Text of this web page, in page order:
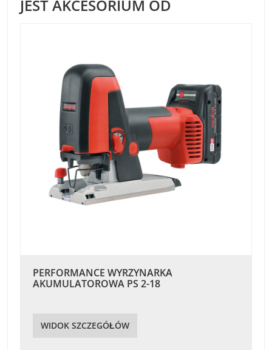
JEST AKCESORIUM OD
PERFORMANCE WYRZYNARKA
AKUMULATOROWA PS 2-18
WIDOK SZCZEGÓŁÓW